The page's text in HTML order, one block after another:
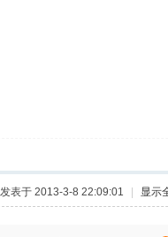
发表于 2013-3-8 22:09:01 | 显示